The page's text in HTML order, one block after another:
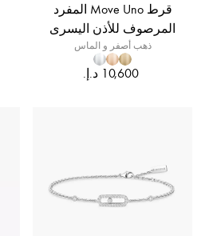
قرط Move Uno المفرد
المرصوف للأذن اليسرى
ذهب أصفر و الماس